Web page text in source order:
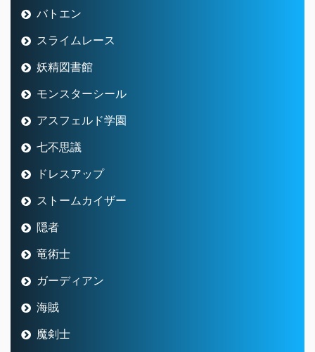
バトエン
スライムレース
妖精図書館
モンスターシール
アスフェルド学園
七不思議
ドレスアップ
ストームカイザー
隠者
竜術士
ガーディアン
海賊
魔剣士